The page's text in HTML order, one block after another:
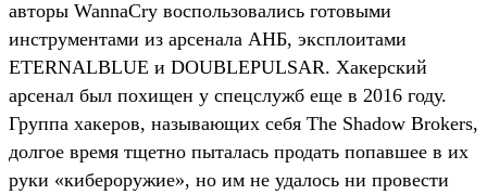
авторы WannaCry воспользовались готовыми
инструментами из арсенала АНБ, эксплоитами
ETERNALBLUE и DOUBLEPULSAR. Хакерский
арсенал был похищен у спецслужб еще в 2016 году.
Группа хакеров, называющих себя The Shadow Brokers,
долгое время тщетно пыталась продать попавшее в их
руки «кибероружие», но им не удалось ни провести